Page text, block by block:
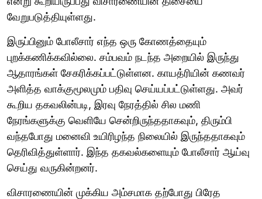
வேறுபடுத்தியுள்ளது.
இருப்பினும் போலீசார் எந்த ஒரு கோணத்தையும்
புறக்கணிக்கவில்லை. சம்பவம் நடந்த அறையில் இருந்து
ஆதாரங்கள் சேகரிக்கப்பட்டுள்ளன. காயத்ரியின் கணவர்
அளித்த வாக்குமூலமும் பதிவு செய்யப்பட்டுள்ளது. அவர்
கூறிய தகவலின்படி, இரவு நேரத்தில் சில மணி
நேரங்களுக்கு வெளியே சென்றிருந்ததாகவும், திரும்பி
வந்தபோது மனைவி உயிரிழந்த நிலையில் இருந்ததாகவும்
தெரிவித்துள்ளார். இந்த தகவல்களையும் போலீசார் ஆய்வு
செய்து வருகின்றனர்.
விசாரணையின் முக்கிய அம்சமாக தற்போது பிரேத